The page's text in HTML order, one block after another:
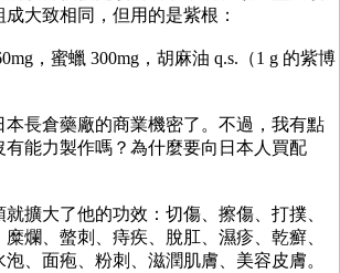
大致相同，但用的是紫根：
，蜜蠟 300mg，胡麻油 q.s.（1 g 的紫博
本長倉藥廠的商業機密了。不過，我有點
有能力製作嗎？為什麼要向日本人買配
擴大了他的功效：切傷、擦傷、打撲、
爛、螫刺、痔疾、脫肛、濕疹、乾癬、
、面疱、粉刺、滋潤肌膚、美容皮膚。